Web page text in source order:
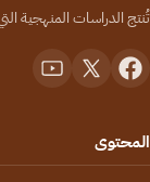
تُنتج الدراسات المنهجية
المحتوى